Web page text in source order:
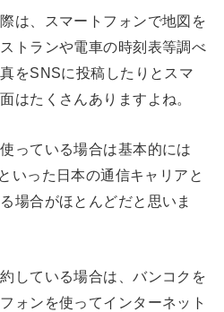
は、スマートフォンで地図を
トランや電車の時刻表等調べ
をSNSに投稿したりとスマ
はたくさんありますよね。
っている場合は基本的には
いった日本の通信キャリアと
場合がほとんどだと思いま
している場合は、バンコクを
ォンを使ってインターネット